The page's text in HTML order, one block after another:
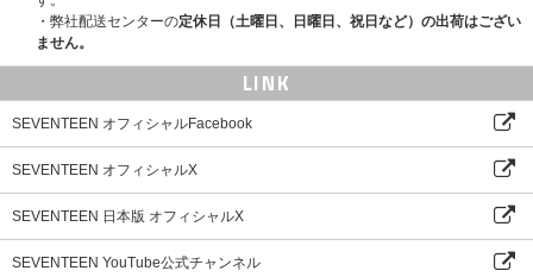
※応募および在庫状況により一部の商品購入が制限される場合があります。
ご了承ください。
※上記の「ラッキードローイベント応募対象ページ」にて対象商品のご予
約・ご購入をもってご応募受付させていただきます。「ラッキードローイベ
ント応募対象ページ」以外からご予約・ご購入いただいた場合、ご応募の対
象になりませんのでご注意ください。
※特典はランダムで発送いたします。メンバーを指定することはできませ
ん。
は、商品のみの交換対応になり、特典を返送いただく必要はありませんが、
万一商品代金の返金が発生する場合には、商品+特典の両方を返送していた
だきますので、あらかじめご了承ください。
・弊社配送センターの定休日（土曜日、日曜日、祝日など）の出荷はござい
ません。
LINK
SEVENTEEN オフィシャルFacebook
SEVENTEEN オフィシャルX
SEVENTEEN 日本版 オフィシャルX
SEVENTEEN YouTube公式チャンネル